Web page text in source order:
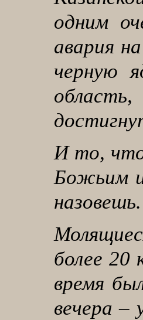
одним
авария
черную
И то, что
Божьим
назовешь.
более 20
время
вечера –